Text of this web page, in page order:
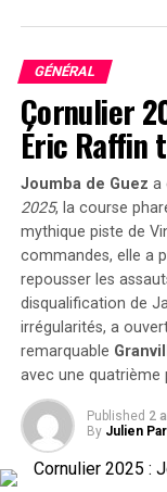
pour une victoire
Rock Blanc
Ayant retrouvé sa
perte de poids
surprendre les
Talisman
Après avoir
piste, il a toutes
cette
Réunion
(Trot ;
GÉNÉRAL
Cornulier
Éric Raffin
Joumba de Guez a
2025, la course
mythique piste de
commandes, elle a
repousser les
disqualification de
irrégularités, a
remarquable
avec une quatrième
Published 2
By Julien